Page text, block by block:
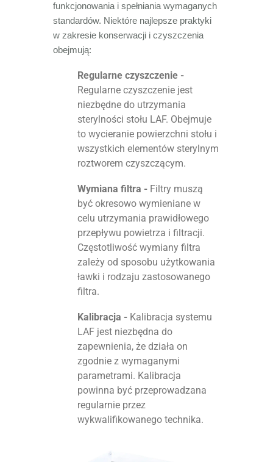
funkcjonowania i spełniania wymaganych
standardów. Niektóre najlepsze praktyki
w zakresie konserwacji i czyszczenia
obejmują:
Regularne czyszczenie -
Regularne czyszczenie jest
niezbędne do utrzymania
sterylności stołu LAF. Obejmuje
to wycieranie powierzchni stołu i
wszystkich elementów sterylnym
roztworem czyszczącym.
Wymiana filtra - Filtry muszą
być okresowo wymieniane w
celu utrzymania prawidłowego
przepływu powietrza i filtracji.
Częstotliwość wymiany filtra
zależy od sposobu użytkowania
ławki i rodzaju zastosowanego
filtra.
Kalibracja - Kalibracja systemu
LAF jest niezbędna do
zapewnienia, że działa on
zgodnie z wymaganymi
parametrami. Kalibracja
powinna być przeprowadzana
regularnie przez
wykwalifikowanego technika.